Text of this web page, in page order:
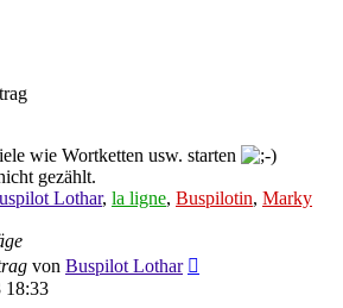
wie Wortketten usw. starten
gezählt.
Lothar, la ligne, Buspilotin, Marky
von Buspilot Lothar
18:33